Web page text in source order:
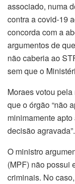
associado, numa
contra a covid-19
concorda com a
argumentos de
não caberia ao
sem que o
Moraes votou
que o órgão “não
minimamente
decisão agravada”.
O ministro
(MPF) não possui
criminais. No